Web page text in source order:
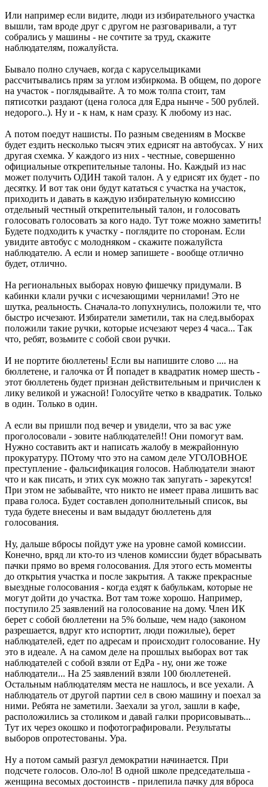
Или например если видите, люди из избирательного участка
вышли, там вроде друг с другом не разговаривали, а тут
собрались у машины - не сочтите за труд, скажите
наблюдателям, пожалуйста.
Бывало полно случаев, когда с карусельщиками
рассчитывались прям за углом избиркома. В общем, по дороге
на участок - поглядывайте. А то мож толпа стоит, там
пятисотки раздают (цена голоса для Едра нынче - 500 рублей.
недорого..). Ну и - к нам, к нам сразу. К любому из нас.
А потом поедут нашисты. По разным сведениям в Москве
будет ездить несколько тысяч этих едрисят на автобусах. У них
другая схемка. У каждого из них - честные, совершенно
официальные открепительные талоны. Но. Каждый из нас
может получить ОДИН такой талон. А у едрисят их будет - по
десятку. И вот так они будут кататься с участка на участок,
приходить и давать в каждую избирательную комиссию
отдельный честный открепительный талон, и голосовать
голосовать голосовать за кого надо. Тут тоже можно заметить!
Будете подходить к участку - поглядите по сторонам. Если
увидите автобус с молодняком - скажите пожалуйста
наблюдателю. А если и номер запишете - вообще отлично
будет, отлично.
На региональных выборах новую фишечку придумали. В
кабинки клали ручки с исчезающими чернилами! Это не
шутка, реальность. Сначала-то лопухнулись, положили те, что
быстро исчезают. Избиратели заметили, так на след.выборах
положили такие ручки, которые исчезают через 4 часа... Так
что, ребят, возьмите с собой свои ручки.
И не портите бюллетень! Если вы напишите слово .... на
бюллетене, и галочка от Й попадет в квадратик номер шесть -
этот бюллетень будет признан действительным и причислен к
лику великой и ужасной! Голосуйте четко в квадратик. Только
в один. Только в один.
А если вы пришли под вечер и увидели, что за вас уже
проголосовали - зовите наблюдателей!! Они помогут вам.
Нужно составить акт и написать жалобу в межрайонную
прокуратуру. ПОтому что это на самом деле УГОЛОВНОЕ
преступление - фальсификация голосов. Наблюдатели знают
что и как писать, и этих сук можно так запугать - зарекутся!
При этом не забывайте, что никто не имеет права лишить вас
права голоса. Будет составлен дополнительный список, вы
туда будете внесены и вам выдадут бюллетень для
голосования.
Ну, дальше вбросы пойдут уже на уровне самой комиссии.
Конечно, вряд ли кто-то из членов комиссии будет вбрасывать
пачки прямо во время голосования. Для этого есть моменты
до открытия участка и после закрытия. А также прекрасные
выездные голосования - когда ездят к бабулькам, которые не
могут дойти до участка. Вот там тоже хорошо. Например,
поступило 25 заявлений на голосование на дому. Член ИК
берет с собой бюллетени на 5% больше, чем надо (законом
разрешается, вдруг кто испортит, люди пожилые), берет
наблюдателей, едет по адресам и происходит голосование. Ну
это в идеале. А на самом деле на прошлых выборах вот так
наблюдателей с собой взяли от ЕдРа - ну, они же тоже
наблюдатели... На 25 заявлений взяли 100 бюллетеней.
Остальным наблюдателям места не нашлось, и все уехали. А
наблюдатель от другой партии сел в свою машину и поехал за
ними. Ребята не заметили. Заехали за угол, зашли в кафе,
расположились за столиком и давай галки прорисовывать...
Тут их через окошко и пофотографировали. Результаты
выборов опротестованы. Ура.
Ну а потом самый разгул демократии начинается. При
подсчете голосов. Оло-ло! В одной школе председательша -
женщина весомых достоинств - прилепила пачку для вброса